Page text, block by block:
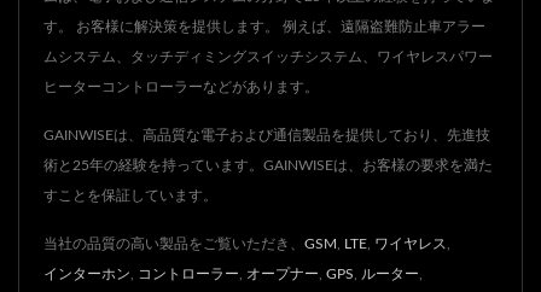
す。 お客様に解決策を提供します。 例えば、遠隔盗難防止車アラー
ムシステム、タッチディミングスイッチシステム、ワイヤレスパワー
ヒーターコントローラーなどがあります。
GAINWISEは、高品質な電子および通信製品を提供しており、先進技
術と25年の経験を持っています。GAINWISEは、お客様の要求を満た
すことを保証しています。
当社の品質の高い製品をご覧いただき、 GSM LTE ワイヤレス
インターホン コントローラー オープナー GPS ルーター